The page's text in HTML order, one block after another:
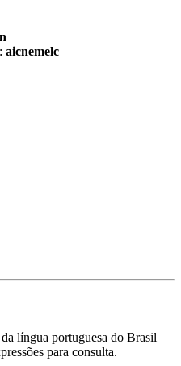
aicnemelc
língua portuguesa do Brasil
para consulta.